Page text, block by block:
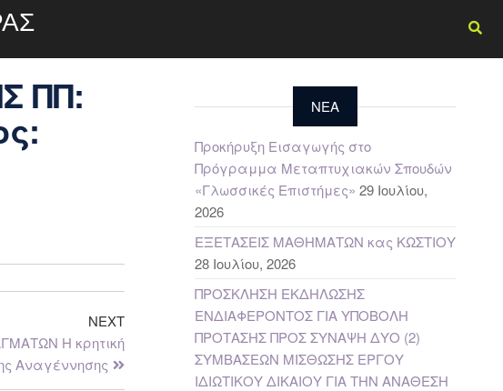
ΠΠ:
NEXT
Η κρητική
Αναγέννησης
NEA
Προκήρυξη Εισαγωγής στο
Πρόγραμμα Μεταπτυχιακών Σπουδών
«Γλωσσικές Επιστήμες» 29 Ιουλίου,
2026
ΕΞΕΤΑΣΕΙΣ ΜΑΘΗΜΑΤΩΝ κας ΚΩΣΤΙΟΥ
28 Ιουλίου, 2026
ΠΡΟΣΚΛΗΣΗ ΕΚΔΗΛΩΣΗΣ
ΕΝΔΙΑΦΕΡΟΝΤΟΣ ΓΙΑ ΥΠΟΒΟΛΗ
ΠΡΟΤΑΣΗΣ ΠΡΟΣ ΣΥΝΑΨΗ ΔΥΟ (2)
ΣΥΜΒΑΣΕΩΝ ΜΙΣΘΩΣΗΣ ΕΡΓΟΥ
ΙΔΙΩΤΙΚΟΥ ΔΙΚΑΙΟΥ ΓΙΑ ΤΗΝ ΑΝΑΘΕΣΗ